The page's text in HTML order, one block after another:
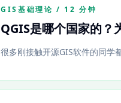
GIS基础理论 / 12 分钟
QGIS是哪个国家的？
很多刚接触开源GIS软件的同学